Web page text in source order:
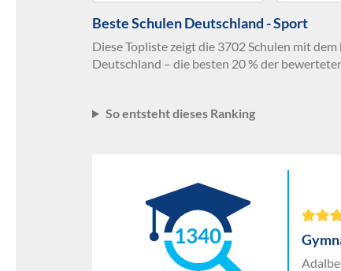
Beste Schulen Deutschland - Sport
Diese Topliste zeigt die 3702 Schulen mit
Deutschland – die besten 20 % der
So entsteht dieses Ranking
1340